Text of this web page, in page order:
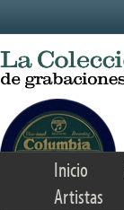
Inicio
Artistas